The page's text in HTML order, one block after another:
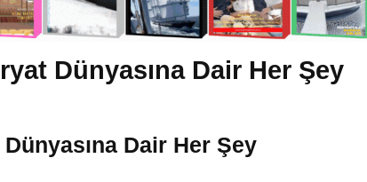
Dünyasına Dair Her Şey
Dair Her Şey